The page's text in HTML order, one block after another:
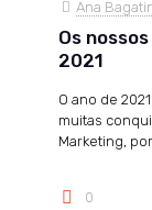
Ana
Os
2021
O ano de
muitas
Marketing,
0